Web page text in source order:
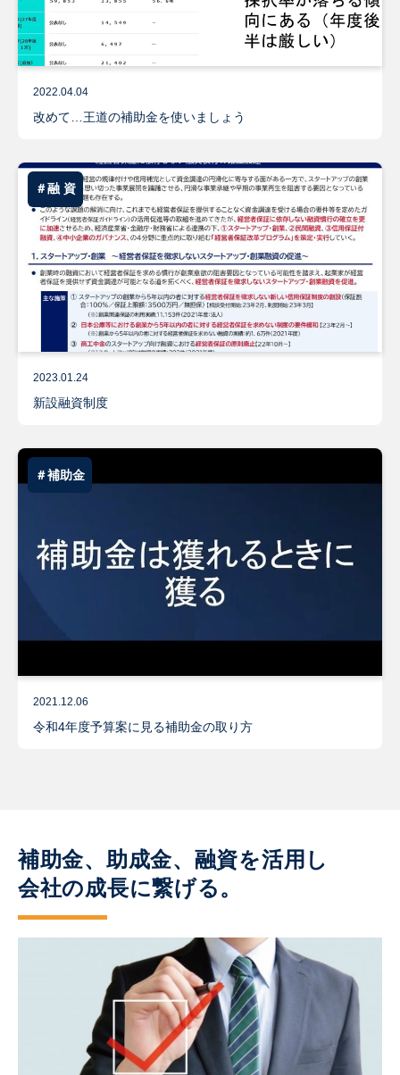
2022.04.04
改めて…王道の補助金を使いましょう
＃融 資
2023.01.24
新設融資制度
＃補助金
2021.12.06
令和4年度予算案に見る補助金の取り方
補助金、助成金、融資を活用し
会社の成長に繋げる。